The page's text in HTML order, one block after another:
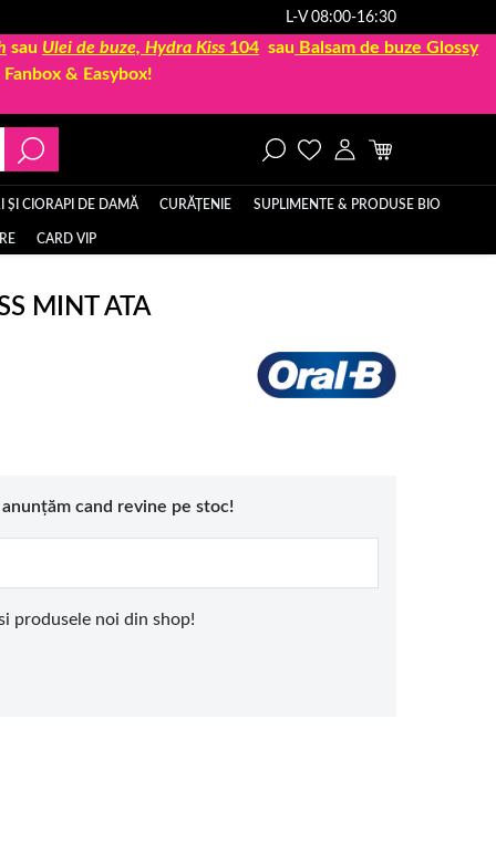
L-V 08:00-16:30
sau Ulei de buze, Hydra Kiss 104 sau Balsam de buze Glossy
& Easybox!
ȘI CIORAPI DE DAMĂ CURĂȚENIE SUPLIMENTE & PRODUSE BIO
CARD VIP
MINT ATA
cand revine pe stoc!
produsele noi din shop!